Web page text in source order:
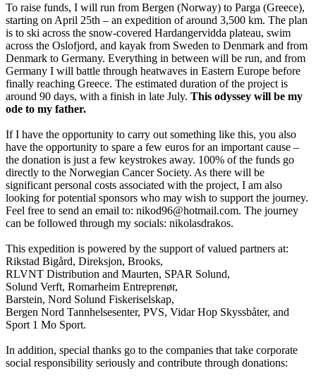
To raise funds, I will run from Bergen (Norway) to Parga (Greece),
starting on April 25th – an expedition of around 3,500 km. The plan
is to ski across the snow-covered Hardangervidda plateau, swim
across the Oslofjord, and kayak from Sweden to Denmark and from
Denmark to Germany. Everything in between will be run, and from
Germany I will battle through heatwaves in Eastern Europe before
finally reaching Greece. The estimated duration of the project is
around 90 days, with a finish in late July. This odyssey will be my
ode to my father.
If I have the opportunity to carry out something like this, you also
have the opportunity to spare a few euros for an important cause –
the donation is just a few keystrokes away. 100% of the funds go
directly to the Norwegian Cancer Society. As there will be
significant personal costs associated with the project, I am also
looking for potential sponsors who may wish to support the journey.
Feel free to send an email to: nikod96@hotmail.com. The journey
can be followed through my socials: nikolasdrakos.
This expedition is powered by the support of valued partners at:
Rikstad Bigård, Direksjon, Brooks,
RLVNT Distribution and Maurten, SPAR Solund,
Solund Verft, Romarheim Entreprenør,
Barstein, Nord Solund Fiskeriselskap,
Bergen Nord Tannhelsesenter, PVS, Vidar Hop Skyssbåter, and
Sport 1 Mo Sport.
In addition, special thanks go to the companies that take corporate
social responsibility seriously and contribute through donations: